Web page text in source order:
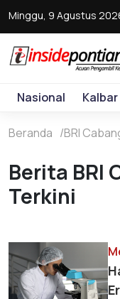
Minggu, 9 Agustus
Nasional Kalbar
Beranda BRI
Berita BRI
Terkini